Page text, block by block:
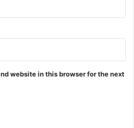
website in this browser for the next